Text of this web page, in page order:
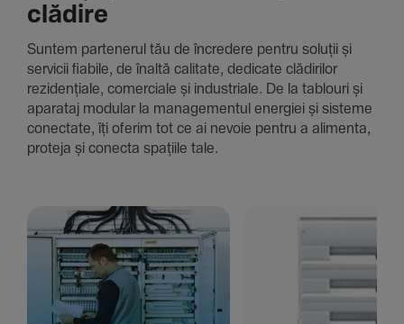
clădire
Suntem parte­nerul tău de încre­dere pentru soluții și
servicii fiabile, de înaltă cali­tate, dedi­cate clădi­rilor
rezi­den­țiale, comer­ciale și indus­triale. De la tablouri și
aparataj modular la managementul energiei și sisteme
conec­tate, îți oferim tot ce ai nevoie pentru a alimenta,
proteja și conecta spațiile tale.